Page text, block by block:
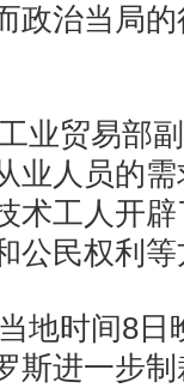
政治当局
业贸易部
业人员的
术工人开
公民权利
地时间8日
斯进一步